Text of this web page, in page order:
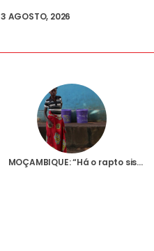
3 AGOSTO, 2026
MOÇAMBIQUE: “Há o rapto sistemático de pessoas, mulheres e crianças”, denuncia religiosa em Cabo Delgado